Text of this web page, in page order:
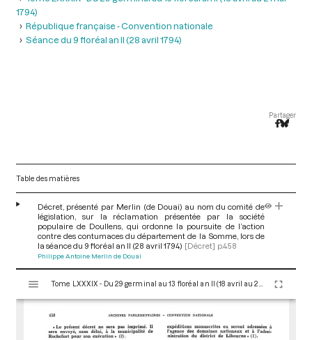
1794)
République française - Convention nationale
Séance du 9 floréal an II (28 avril 1794)
Partager
Table des matières
Décret, présenté par Merlin (de Douai) au nom du comité de
législation, sur la réclamation présentée par la société
populaire de Doullens, qui ordonne la poursuite de l’action
contre des contumaces du département de la Somme, lors de
la séance du 9 floréal an II (28 avril 1794) [Décret] p.458
Philippe Antoine Merlin de Douai
s